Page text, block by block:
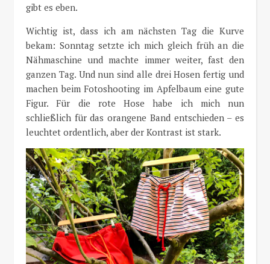
gibt es eben.
Wichtig ist, dass ich am nächsten Tag die Kurve
bekam: Sonntag setzte ich mich gleich früh an die
Nähmaschine und machte immer weiter, fast den
ganzen Tag. Und nun sind alle drei Hosen fertig und
machen beim Fotoshooting im Apfelbaum eine gute
Figur. Für die rote Hose habe ich mich nun
schließlich für das orangene Band entschieden – es
leuchtet ordentlich, aber der Kontrast ist stark.